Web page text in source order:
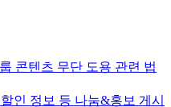
콘텐츠 무단 도용 관련 법
인 정보 등 나눔&홍보 게시